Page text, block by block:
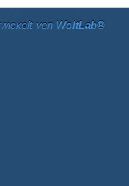
von WoltLab®